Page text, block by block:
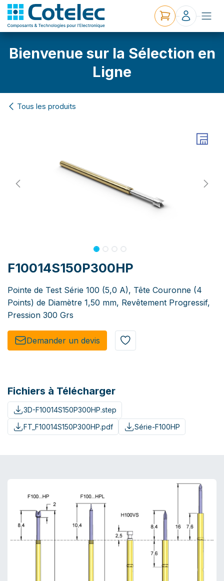
Bienvenue sur la Sélection en
Ligne
Tous les produits
F10014S150P300HP
Pointe de Test Série 100 (5,0 A), Tête Couronne (4
Points) de Diamètre 1,50 mm, Revêtement Progressif,
Pression 300 Grs
Demander un de​​vis​​
Fichiers à Télécharger
3D-F10014S150P300HP.step
FT_F10014S150P300HP.pdf
Série-F100HP